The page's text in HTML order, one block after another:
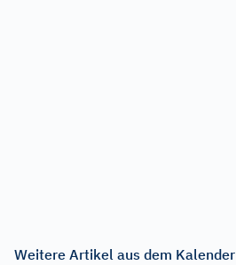
Weitere Artikel aus dem Kalender